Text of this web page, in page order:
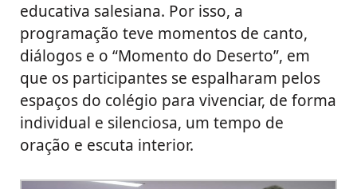
educativa salesiana. Por isso, a
programação teve momentos de canto,
diálogos e o “Momento do Deserto”, em
que os participantes se espalharam pelos
espaços do colégio para vivenciar, de forma
individual e silenciosa, um tempo de
oração e escuta interior.